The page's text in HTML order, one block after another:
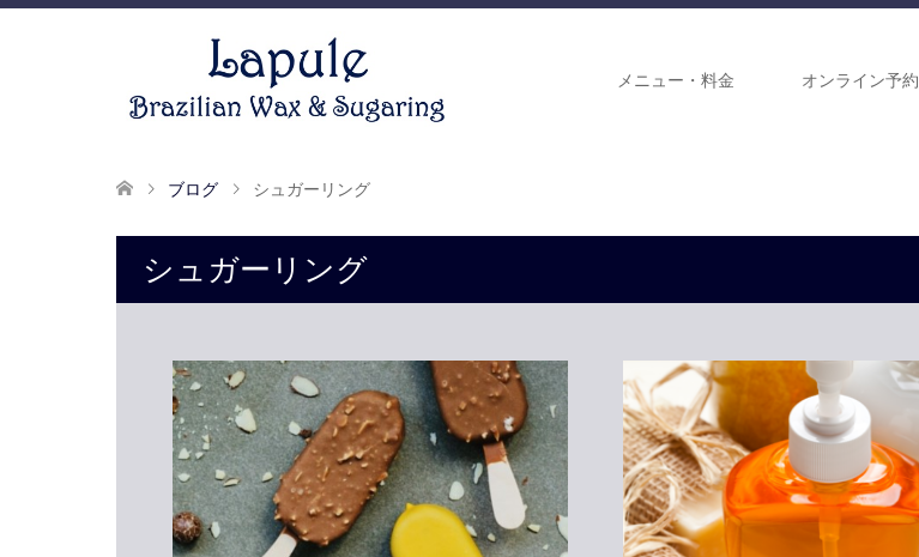
メニュー・料金 オンライン予約
ブログ シュガーリング
シュガーリング